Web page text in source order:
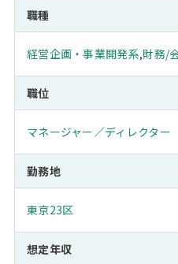
職種
経営企画・事業開発系,財務/
職位
マネージャー／ディレクター
勤務地
東京23区
想定年収